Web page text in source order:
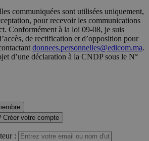
communiquées sont utilisées uniquement,
pour recevoir les communications
Conformément à la loi 09-08, je suis
de rectification et d’opposition pour
donnees.personnelles@edicom.ma.
d’une déclaration à la CNDP sous le N°
Créer votre compte
: